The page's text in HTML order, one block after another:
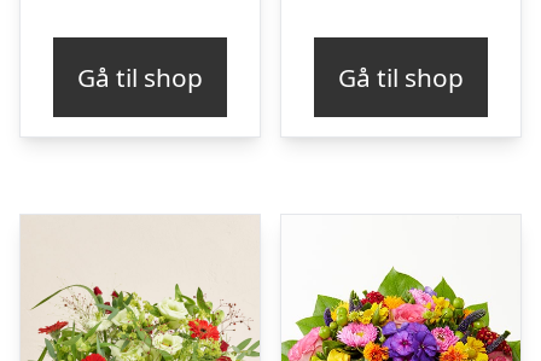
Gå til shop Gå til shop